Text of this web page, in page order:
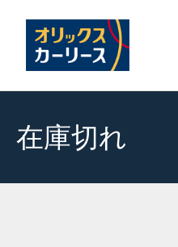
在庫切れ